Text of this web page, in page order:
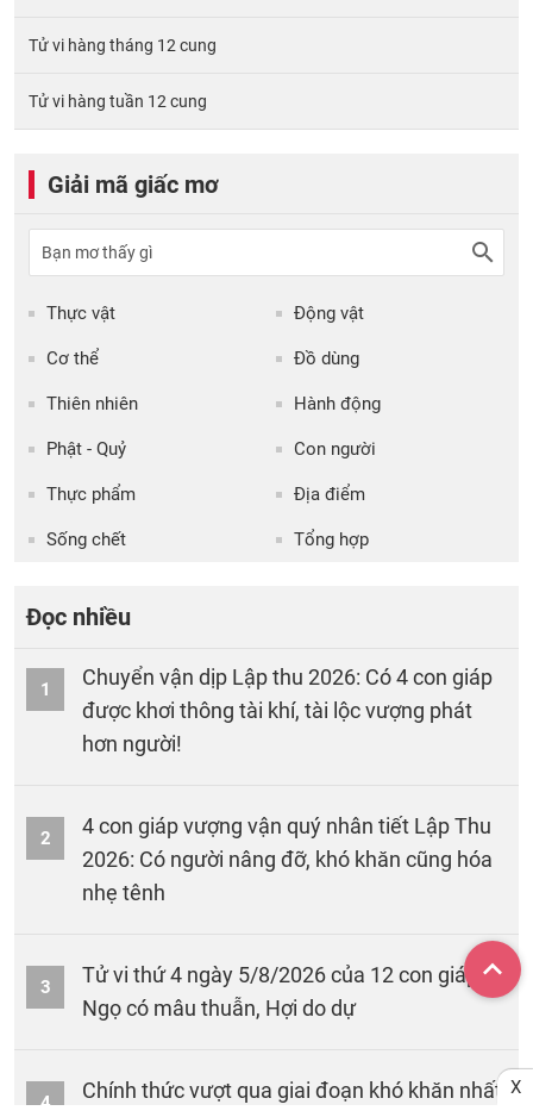
Tử vi hàng tháng 12 cung
Tử vi hàng tuần 12 cung
Giải mã giấc mơ
Thực vật Động vật
Cơ thể Đồ dùng
Thiên nhiên Hành động
Phật - Quỷ Con người
Thực phẩm Địa điểm
Sống chết Tổng hợp
Đọc nhiều
1
Chuyển vận dịp Lập thu 2026: Có 4 con giáp
được khơi thông tài khí, tài lộc vượng phát
hơn người!
2
4 con giáp vượng vận quý nhân tiết Lập Thu
2026: Có người nâng đỡ, khó khăn cũng hóa
nhẹ tênh
3
Tử vi thứ 4 ngày 5/8/2026 của 12 con giáp:
Ngọ có mâu thuẫn, Hợi do dự
4
Chính thức vượt qua giai đoạn khó khăn nhất:
X